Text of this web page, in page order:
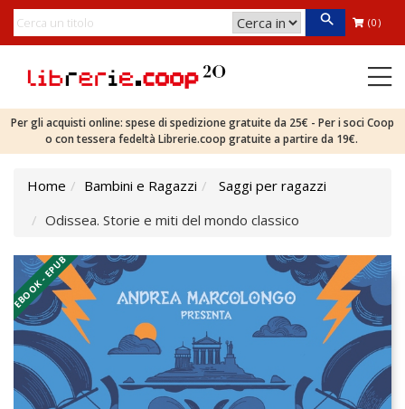
(0)
Per gli acquisti online: spese di spedizione gratuite da 25€ - Per i soci Coop
o con tessera fedeltà Librerie.coop gratuite a partire da 19€.
Home Bambini e Ragazzi
Saggi per ragazzi
Odissea. Storie e miti del mondo classico
EBOOK - EPUB